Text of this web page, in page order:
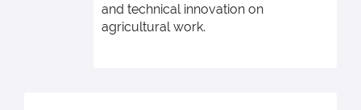
and technical innovation on
agricultural work.